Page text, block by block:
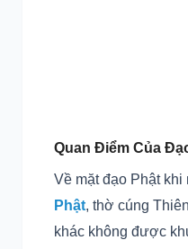
Quan Điểm Của
Về mặt đạo Phật
Phật, thờ cúng
khác không được